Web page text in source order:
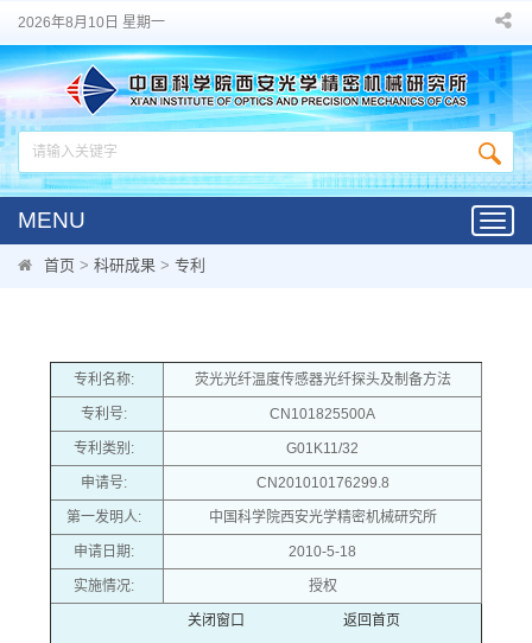
2026年8月10日 星期一
MENU
首页 > 科研成果 > 专利
专利名称: 荧光光纤温度传感器光纤探头及制备方法
专利号: CN101825500A
专利类别: G01K11/32
申请号: CN201010176299.8
第一发明人: 中国科学院西安光学精密机械研究所
申请日期: 2010-5-18
实施情况: 授权
关闭窗口 返回首页